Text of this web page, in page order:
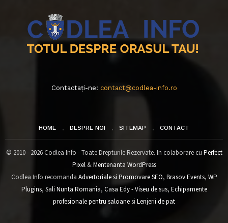
Contactați-ne: contact@codlea-info.ro
HOME DESPRE NOI SITEMAP CONTACT
© 2010 - 2026 Codlea Info - Toate Drepturile Rezervate. In colaborare cu Perfect
Pixel&Mentenanta WordPress
Codlea Info recomanda Advertoriale si Promovare SEO, Brasov Events, WP
Plugins, Sali Nunta Romania, Casa Edy - Viseu de sus, Echipamente
profesionale pentru saloanesi Lenjerii de pat